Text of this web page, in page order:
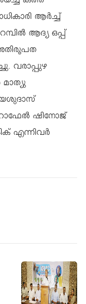
ആർച്ച്
ആദ്യ ഒപ്പ്
വരാപ്പുഴ
ഷിനോജ്
എന്നിവർ